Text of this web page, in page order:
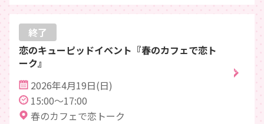
終了
恋のキューピッドイベント『春のカフェで恋ト
ーク』
2026年4月19日(日)
15:00～17:00
春のカフェで恋トーク